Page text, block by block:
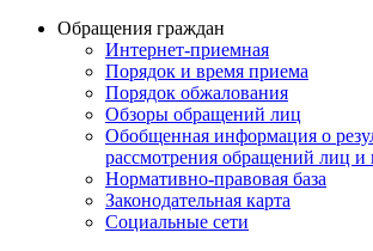
Обращения граждан
Интернет-приемная
Порядок и время приема
Порядок обжалования
Обзоры обращений лиц
Обобщенная информация о
рассмотрения обращений лиц и
Нормативно-правовая база
Законодательная карта
Социальные сети